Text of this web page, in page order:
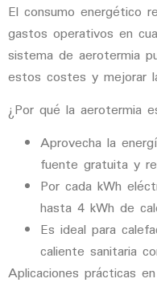
El consumo energético
gastos operativos en
sistema de aerotermia
estos costes y mejorar
¿Por qué la aerotermia
Aprovecha la
fuente gratuita y
Por cada kWh
hasta 4 kWh de
Es ideal para
caliente sanitaria
Aplicaciones prácticas